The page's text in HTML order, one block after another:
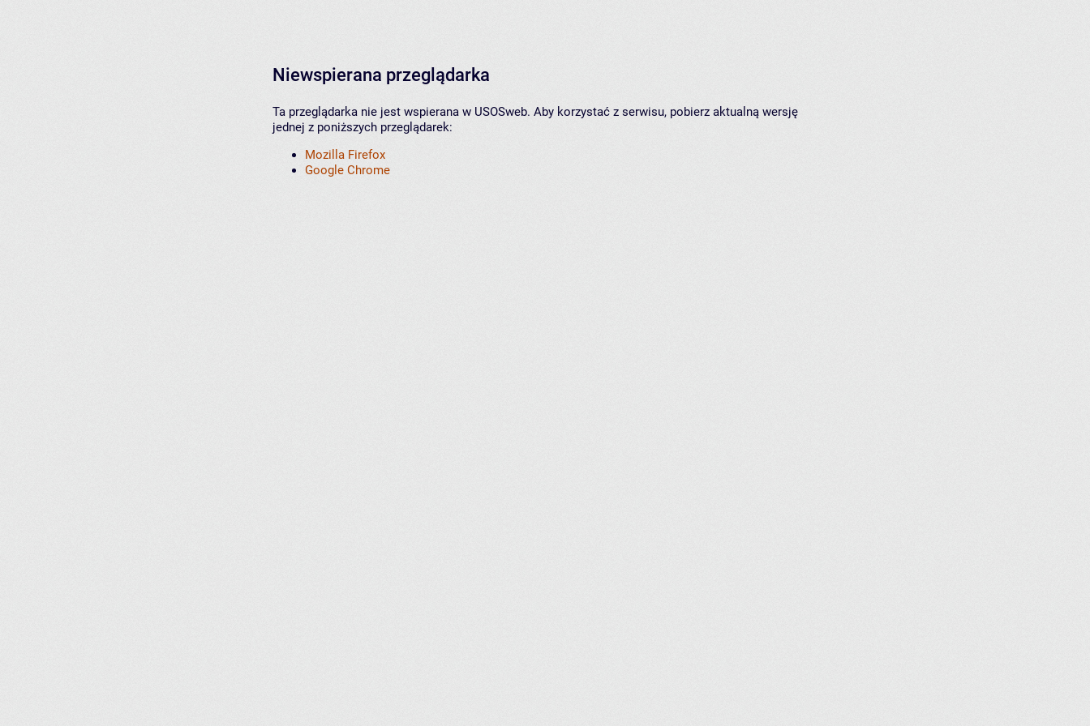
Niewspierana przeglądarka
Ta przeglądarka nie jest wspierana w USOSweb. Aby korzystać z serwisu, pobierz aktualną wersję
jednej z poniższych przeglądarek:
Mozilla Firefox
Google Chrome